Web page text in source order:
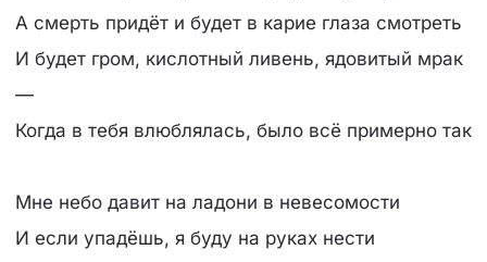
А смерть придёт и будет в карие глаза смотреть
И будет гром, кислотный ливень, ядовитый мрак
—
Когда в тебя влюблялась, было всё примерно так
Мне небо давит на ладони в невесомости
И если упадёшь, я буду на руках нести